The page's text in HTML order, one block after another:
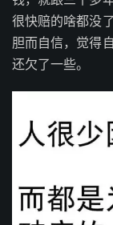
很快赔的啥都没
胆而自信，觉得
还欠了一些。